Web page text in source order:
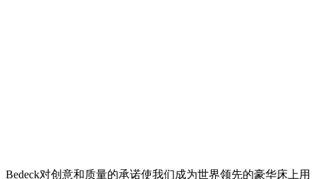
Bedeck对创意和质量的承诺使我们成为世界领先的豪华床上用